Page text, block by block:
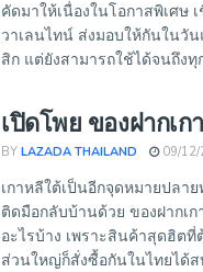
คัดมาให้เนื่องในโอกาสพิเศษ
วาเลนไทน์ ส่งมอบให้กันในวั
สิก แต่ยังสามารถใช้ได้จนถึงทุ
เปิดโพย ของฝากเ
BY LAZADA THAILAND 09/12/
เกาหลีใต้เป็นอีกจุดหมายปลา
ติดมือกลับบ้านด้วย ของฝากเ
อะไรบ้าง เพราะสินค้าสุดฮิตที่
ส่วนใหญ่ก็สั่งซื้อกันในไทยได้